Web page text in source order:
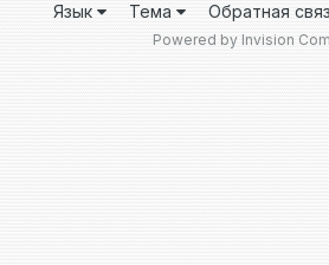
Язык Тема Обратная
Powered by Invision